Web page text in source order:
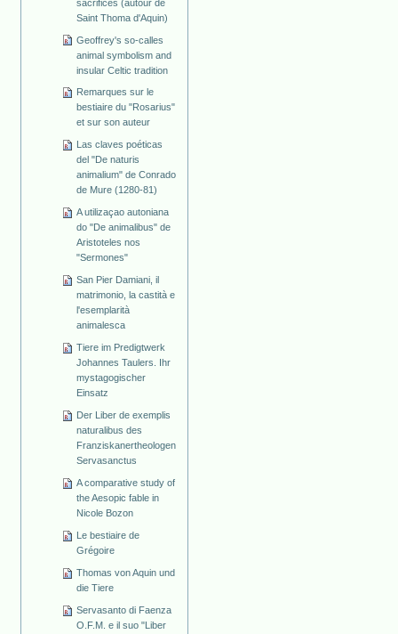
sacrifices (autour de
Saint Thoma d'Aquin)
Geoffrey's so-calles
animal symbolism and
insular Celtic tradition
Remarques sur le
bestiaire du "Rosarius"
et sur son auteur
Las claves poéticas
del "De naturis
animalium" de Conrado
de Mure (1280-81)
A utilizaçao autoniana
do "De animalibus" de
Aristoteles nos
"Sermones"
San Pier Damiani, il
matrimonio, la castità e
l'esemplarità
animalesca
Tiere im Predigtwerk
Johannes Taulers. Ihr
mystagogischer
Einsatz
Der Liber de exemplis
naturalibus des
Franziskanertheologen
Servasanctus
A comparative study of
the Aesopic fable in
Nicole Bozon
Le bestiaire de
Grégoire
Thomas von Aquin und
die Tiere
Servasanto di Faenza
O.F.M. e il suo "Liber